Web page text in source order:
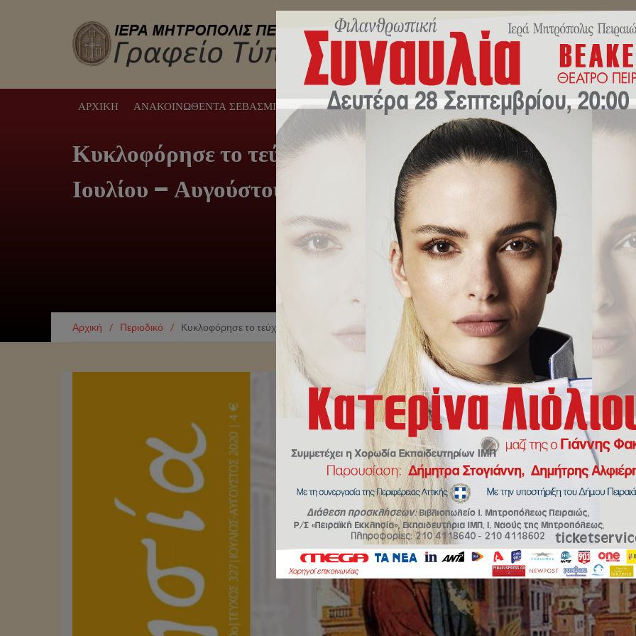
ΑΡΧΙΚΉ ΑΝΑΚΟΙΝΩΘΈΝΤΑ ΣΕΒΑΣΜΙΩΤΆΤΟΥ ΜΗΝΎΜΑΤΑ ΣΕΒΑΣΜΙΩΤΆΤΟΥ ΔΕΛΤΊΑ ΤΎΠΟΥ
Κυκλοφόρησε το τεύχος του περιοδικού της Πειραϊκής
Ιουλίου – Αυγούστου 2020.
Αρχική / Περιοδικό / Κυκλοφόρησε το τεύχος του περιοδικού της Πειραϊκής Εκκλησίας για τους μήνες Ιουλίου – Αυγούστου